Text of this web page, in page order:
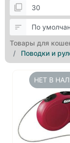
Товары для
Поводки и
НЕТ В